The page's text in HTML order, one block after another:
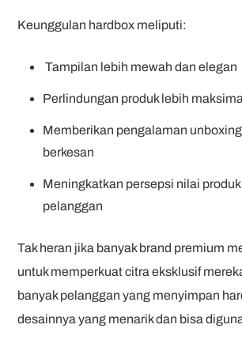
Keunggulan hardbox meliputi:
Tampilan lebih mewah dan elegan
Perlindungan produk lebih
Memberikan pengalaman
berkesan
Meningkatkan persepsi nilai
pelanggan
Tak heran jika banyak brand premium
untuk memperkuat citra eksklusif
banyak pelanggan yang menyimpan
desainnya yang menarik dan bisa